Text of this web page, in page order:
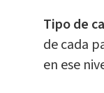
Tipo de
de cada
en ese